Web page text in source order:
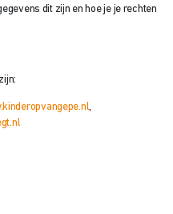
dit zijn en hoe je je rechten